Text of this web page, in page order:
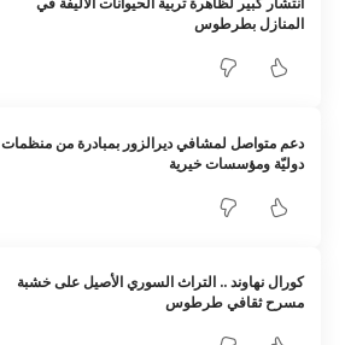
المنازل بطرطوس
دعم متواصل لمشافي ديرالزور بمبادرة من منظمات
دوليّة ومؤسسات خيرية
كورال نهاوند .. التراث السوري الأصيل على خشبة
مسرح ثقافي طرطوس